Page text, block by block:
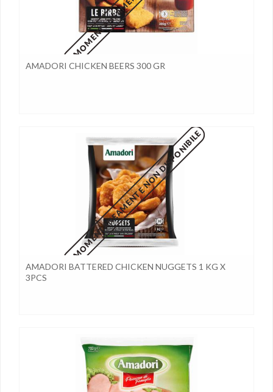
AMADORI CHICKEN BEERS 300 GR
MOMENTANEAMENTE NON DISPONIBILE
AMADORI BATTERED CHICKEN NUGGETS 1 KG X
3PCS